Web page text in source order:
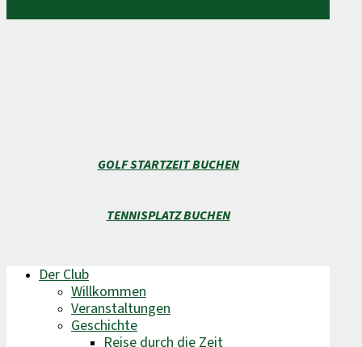
GOLF STARTZEIT BUCHEN
TENNISPLATZ BUCHEN
Der Club
Willkommen
Veranstaltungen
Geschichte
Reise durch die Zeit